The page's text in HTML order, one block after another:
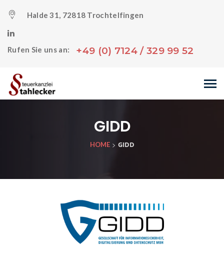
Halde 31, 72818 Trochtelfingen
Rufen Sie uns an: +49 (0) 7124 / 329 99 52
GIDD
HOME> GIDD